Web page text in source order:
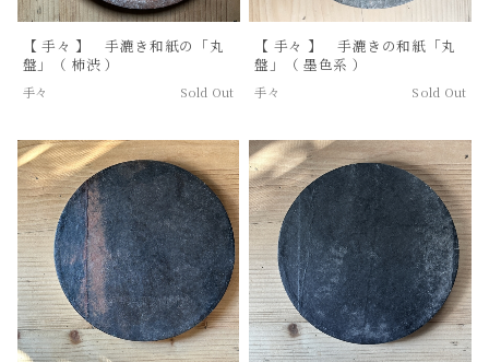
【 手々 】 手漉き和紙の「丸
盤」（ 柿渋 ）
手々 Sold Out
【 手々 】 手漉きの和紙「丸
盤」（ 墨色系 ）
手々 Sold Out